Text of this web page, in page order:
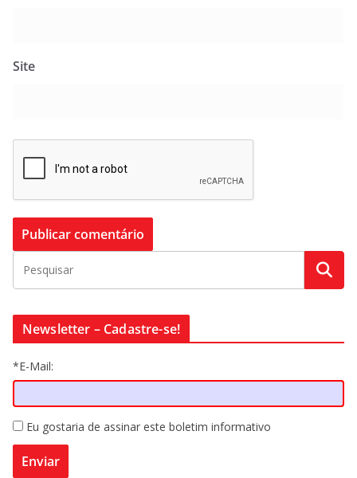
Site
Newsletter – Cadastre-se!
*E-Mail:
Eu gostaria de assinar este boletim informativo